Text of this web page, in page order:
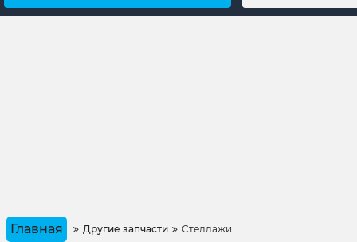
Главная Другие запчасти Стеллажи